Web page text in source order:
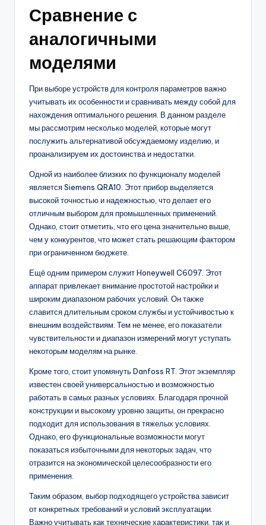
Сравнение с
аналогичными
моделями
При выборе устройств для контроля параметров важно
учитывать их особенности и сравнивать между собой для
нахождения оптимального решения. В данном разделе
мы рассмотрим несколько моделей, которые могут
послужить альтернативой обсуждаемому изделию, и
проанализируем их достоинства и недостатки.
Одной из наиболее близких по функционалу моделей
является Siemens QRA10. Этот прибор выделяется
высокой точностью и надежностью, что делает его
отличным выбором для промышленных применений.
Однако, стоит отметить, что его цена значительно выше,
чем у конкурентов, что может стать решающим фактором
при ограниченном бюджете.
Ещё одним примером служит Honeywell C6097. Этот
аппарат привлекает внимание простотой настройки и
широким диапазоном рабочих условий. Он также
славится длительным сроком службы и устойчивостью к
внешним воздействиям. Тем не менее, его показатели
чувствительности и диапазон измерений могут уступать
некоторым моделям на рынке.
Кроме того, стоит упомянуть Danfoss RT. Этот экземпляр
известен своей универсальностью и возможностью
работать в самых разных условиях. Благодаря прочной
конструкции и высокому уровню защиты, он прекрасно
подходит для использования в тяжелых условиях.
Однако, его функциональные возможности могут
показаться избыточными для некоторых задач, что
отразится на экономической целесообразности его
применения.
Таким образом, выбор подходящего устройства зависит
от конкретных требований и условий эксплуатации.
Важно учитывать как технические характеристики, так и